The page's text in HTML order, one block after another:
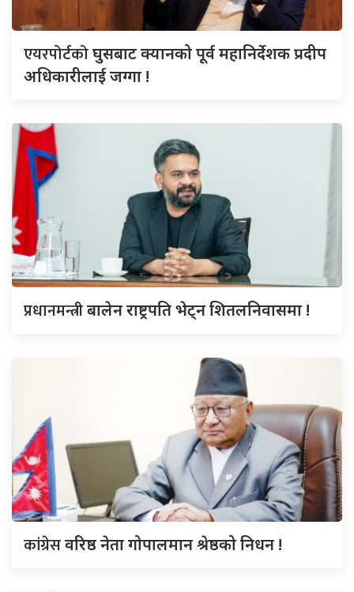
एयरपोर्टकोघुसबाट क्यानको पूर्व महानिर्देशक प्रदीप
अधिकारीलाई जग्गा !
प्रधानमन्त्रीबालेन राष्ट्रपति भेट्न शितलनिवासमा !
कांग्रेसवरिष्ठ नेता गोपालमान श्रेष्ठको निधन !